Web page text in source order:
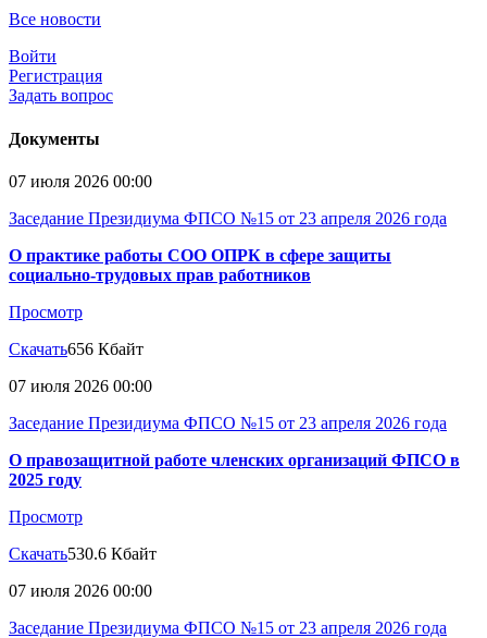
Все новости
Войти
Регистрация
Задать вопрос
Документы
07 июля 2026 00:00
Заседание Президиума ФПСО №15 от 23 апреля 2026 года
О практике работы СОО ОПРК в сфере защиты
социально-трудовых прав работников
Просмотр
Скачать656 Кбайт
07 июля 2026 00:00
Заседание Президиума ФПСО №15 от 23 апреля 2026 года
О правозащитной работе членских организаций ФПСО в
2025 году
Просмотр
Скачать530.6 Кбайт
07 июля 2026 00:00
Заседание Президиума ФПСО №15 от 23 апреля 2026 года